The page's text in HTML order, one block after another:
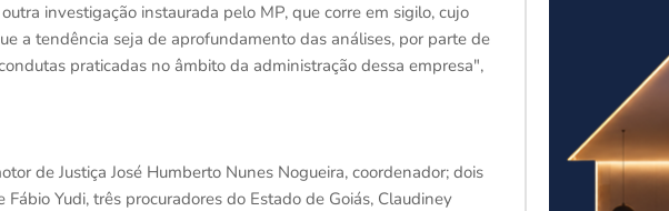
investigação instaurada pelo MP, que corre em sigilo, cujo
a tendência seja de aprofundamento das análises, por parte de
praticadas no âmbito da administração dessa empresa",
de Justiça José Humberto Nunes Nogueira, coordenador; dois
Yudi, três procuradores do Estado de Goiás, Claudiney